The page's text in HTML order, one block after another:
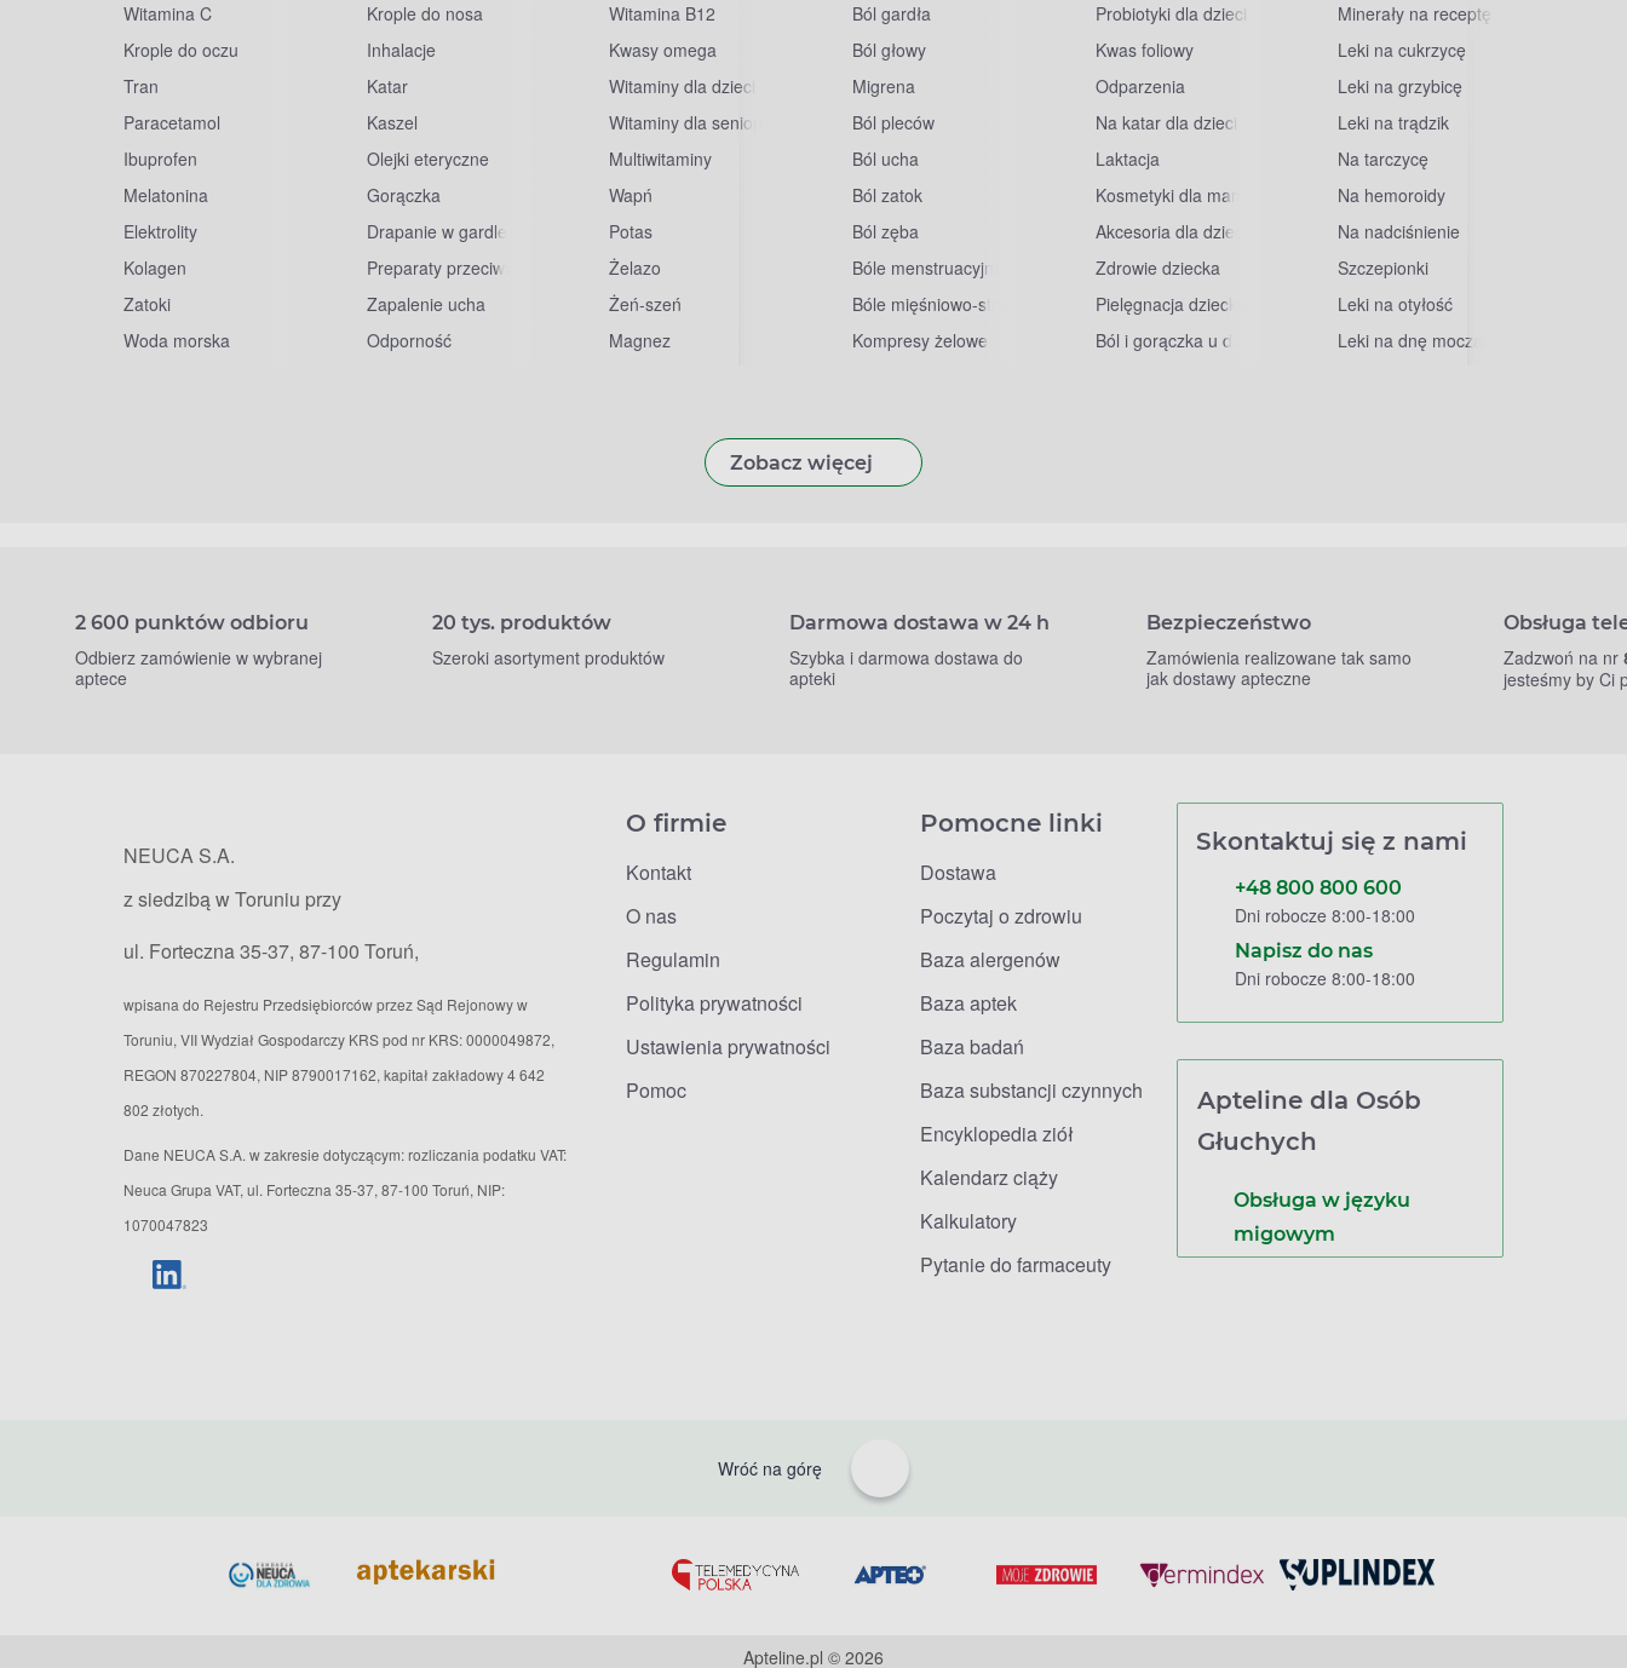
Witamina C
Krople do oczu
Tran
Paracetamol
Ibuprofen
Melatonina
Elektrolity
Kolagen
Zatoki
Woda morska
Krople do nosa
Inhalacje
Katar
Kaszel
Olejki eteryczne
Gorączka
Drapanie w gardle
Preparaty przeciwwirusowe
Zapalenie ucha
Odporność
Witamina B12
Kwasy omega
Witaminy dla dzieci
Witaminy dla seniorów
Multiwitaminy
Wapń
Potas
Żelazo
Żeń-szeń
Magnez
Ból gardła
Ból głowy
Migrena
Ból pleców
Ból ucha
Ból zatok
Ból zęba
Bóle menstruacyjne
Bóle mięśniowo-stawowe
Kompresy żelowe
Probiotyki dla dzieci
Kwas foliowy
Odparzenia
Na katar dla dzieci
Laktacja
Kosmetyki dla mam
Akcesoria dla dzieci
Zdrowie dziecka
Pielęgnacja dziecka
Ból i gorączka u dzieci
Minerały na receptę
Leki na cukrzycę
Leki na grzybicę
Leki na trądzik
Na tarczycę
Na hemoroidy
Na nadciśnienie
Szczepionki
Leki na otyłość
Leki na dnę moczanową
Zobacz więcej
2 600 punktów odbioru
Odbierz zamówienie w wybranej
aptece
20 tys. produktów
Szeroki asortyment produktów
Darmowa dostawa w 24 h
Szybka i darmowa dostawa do
apteki
Bezpieczeństwo
Zamówienia realizowane tak samo
jak dostawy apteczne
Obsługa
Zadzwoń na nr
jesteśmy by Ci
NEUCA S.A.
z siedzibą w Toruniu przy
ul. Forteczna 35-37, 87-100 Toruń,
wpisana do Rejestru Przedsiębiorców przez Sąd Rejonowy w
Toruniu, VII Wydział Gospodarczy KRS pod nr KRS: 0000049872,
REGON 870227804, NIP 8790017162, kapitał zakładowy 4 642
802 złotych.
Dane NEUCA S.A. w zakresie dotyczącym: rozliczania podatku VAT:
Neuca Grupa VAT, ul. Forteczna 35-37, 87-100 Toruń, NIP:
1070047823
O firmie
Kontakt
O nas
Regulamin
Polityka prywatności
Ustawienia prywatności
Pomoc
Pomocne linki
Dostawa
Poczytaj o zdrowiu
Baza alergenów
Baza aptek
Baza badań
Baza substancji czynnych
Encyklopedia ziół
Kalendarz ciąży
Kalkulatory
Pytanie do farmaceuty
Skontaktuj się z nami
+48 800 800 600
Dni robocze 8:00-18:00
Napisz do nas
Dni robocze 8:00-18:00
Apteline dla Osób
Głuchych
Obsługa w języku
migowym
Wróć na górę
Apteline.pl © 2026